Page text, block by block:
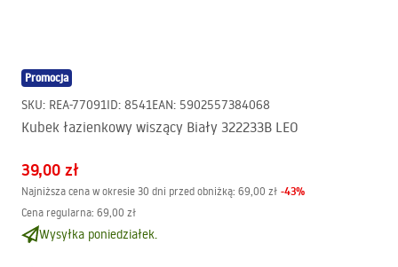
Promocja
SKU: REA-77091ID: 8541EAN: 5902557384068
Kubek łazienkowy wiszący Biały 322233B LEO
39,00 zł
Najniższa cena w okresie 30 dni przed obniżką: 69,00 zł -43%
Cena regularna: 69,00 zł
Wysyłka poniedziałek.